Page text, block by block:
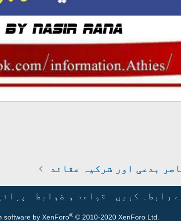
بدعی اور شرکیہ عقائد
رابطہ کریں قواعد و ضوابط
software by XenForo® © 2010-2020 XenForo Ltd.